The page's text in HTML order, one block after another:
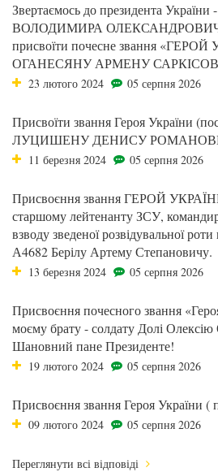
Звертаємось до президента
ВОЛОДИМИРА ОЛЕКСАНДРОВИЧА
присвоїти почесне звання
ОГАНЕСЯНУ АРМЕНУ
23 лютого 2024 05 серпня 2026
Присвоїти звання Героя України
ЛУЦИШЕНУ ДЕНИСУ
11 березня 2024 05 серпня 2026
Присвоєння звання ГЕРОЙ
старшому лейтенанту ЗСУ,
взводу зведеної розвідувальної
А4682 Берілу Артему Степановичу.
13 березня 2024 05 серпня 2026
Присвоєння почесного звання
моєму брату - солдату Долі
Шановний пане Президенте!
19 лютого 2024 05 серпня 2026
Присвоєння звання Героя України (
09 лютого 2024 05 серпня 2026
Переглянути всі відповіді